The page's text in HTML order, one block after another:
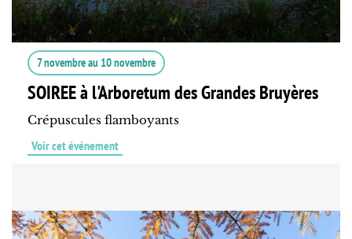
7 novembreau 10 novembre
SOIREE à l'Arboretum des Grandes Bruyères
Crépuscules flamboyants
Voir cet événement